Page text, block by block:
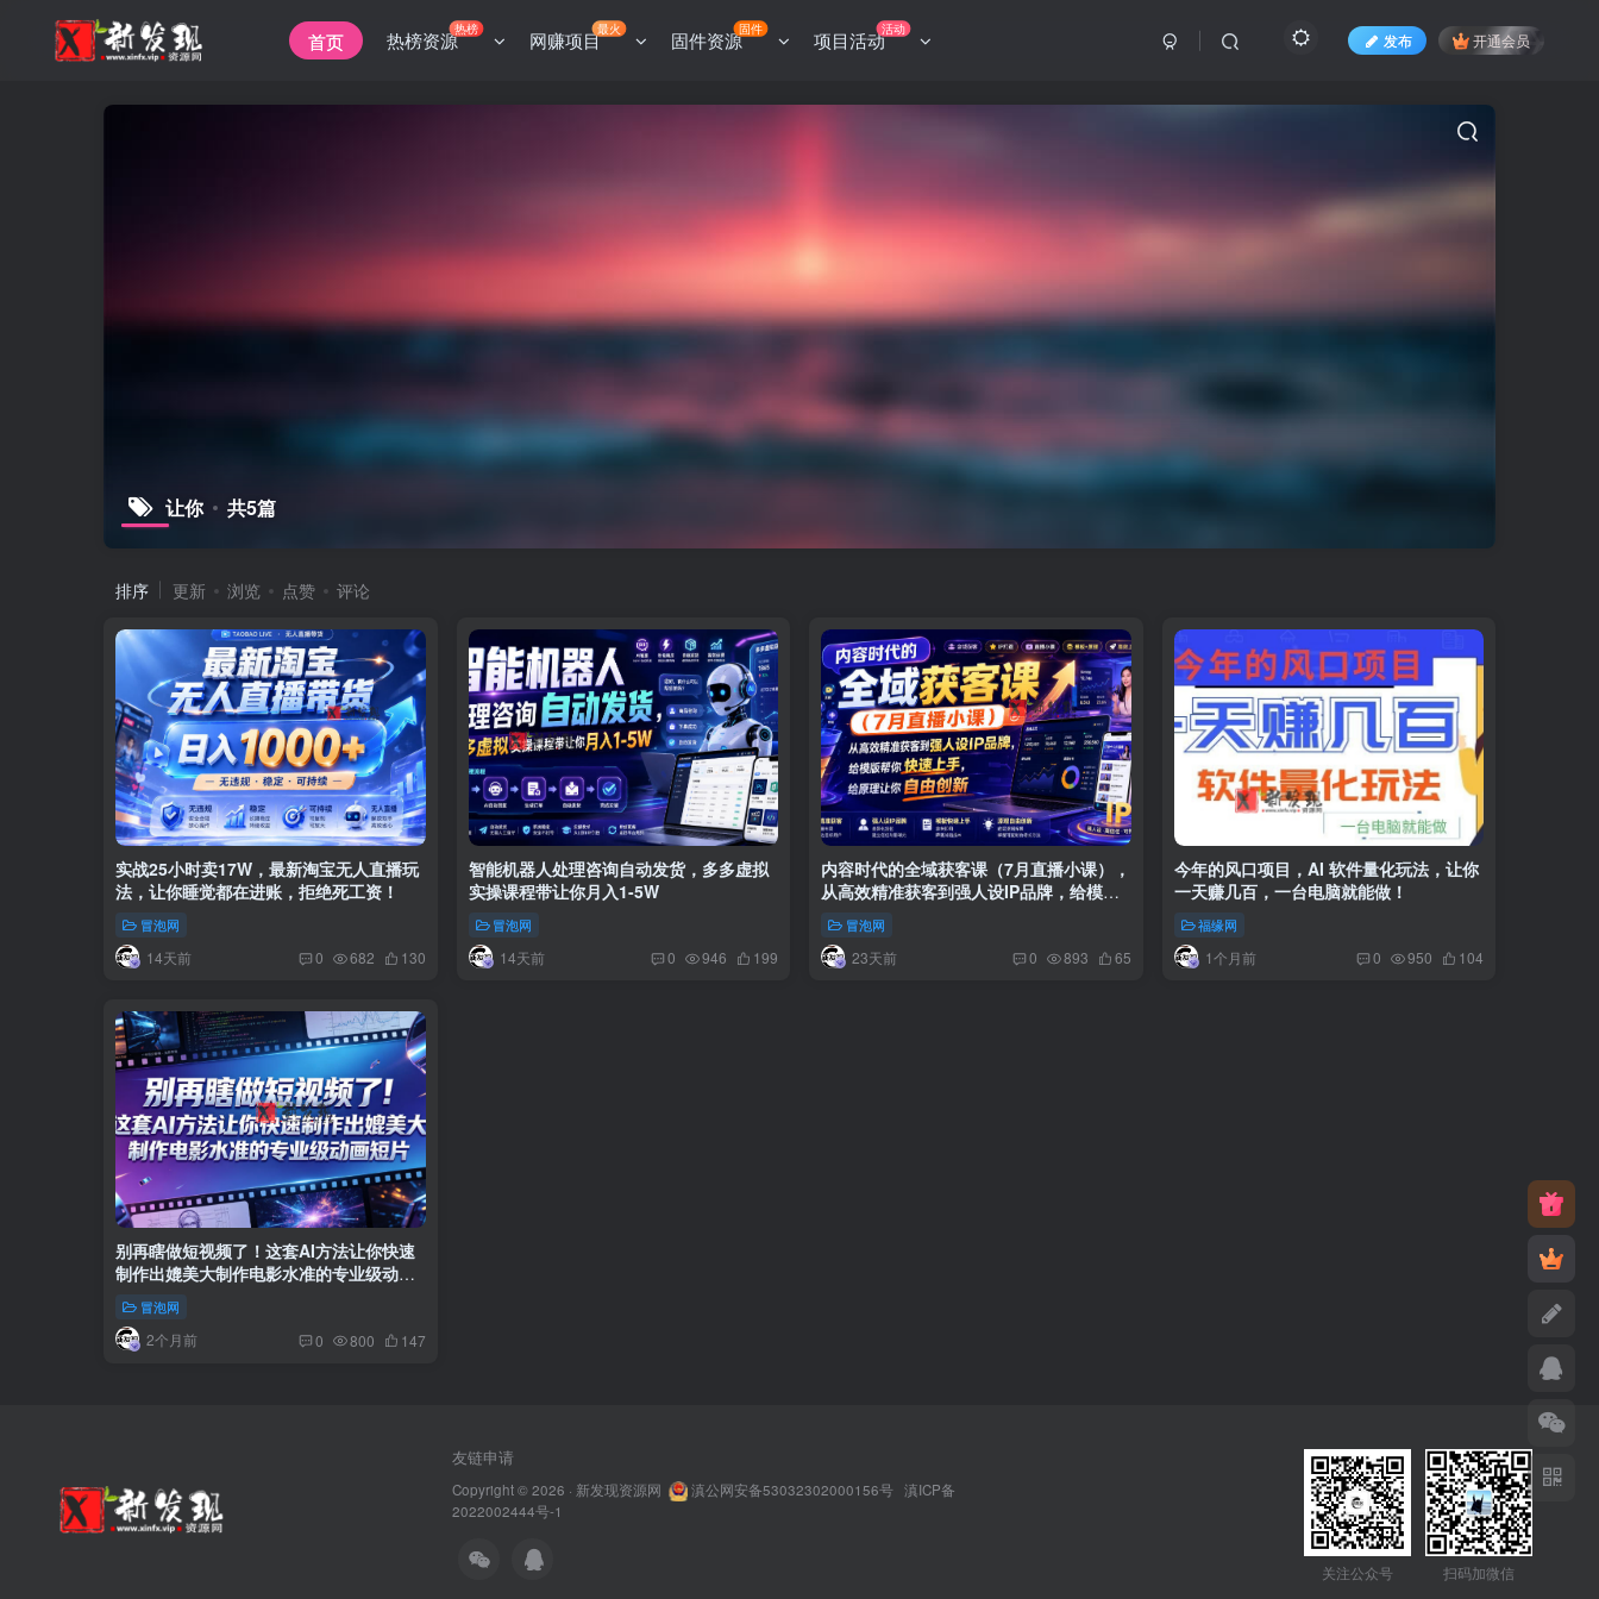
首页 热榜资源热榜 网赚项目最火 固件资源固件 项目活动活动
发布 开通会员
让你 共5篇
排序 更新 浏览 点赞 评论
实战25小时卖17W，最新淘宝无人直播玩
法，让你睡觉都在进账，拒绝死工资！
冒泡网
14天前 0 682 130
智能机器人处理咨询自动发货，多多虚拟
实操课程带让你月入1-5W
冒泡网
14天前 0 946 199
内容时代的全域获客课（7月直播小课），
从高效精准获客到强人设IP品牌，给模版
冒泡网
23天前 0 893 65
今年的风口项目，AI 软件量化玩法，让你
一天赚几百，一台电脑就能做！
福缘网
1个月前 0 950 104
别再瞎做短视频了！这套AI方法让你快速
制作出媲美大制作电影水准的专业级动画
短片【原创双语字幕】
冒泡网
2个月前 0 800 147
友链申请
Copyright © 2026 · 新发现资源网 滇公网安备53032302000156号 滇ICP备
2022002444号-1
关注公众号 扫码加微信